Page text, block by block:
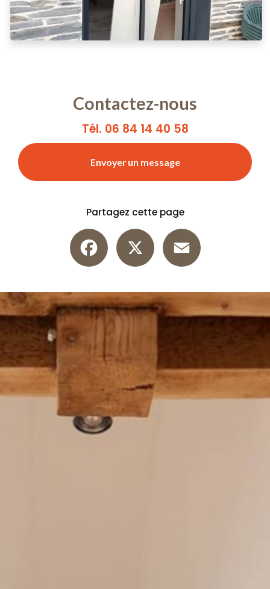
Contactez-nous
Tél. 06 84 14 40 58
Envoyer un message
Partagez cette page
Facebook